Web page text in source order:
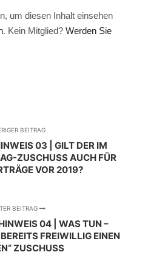
um diesen Inhalt einsehen
. Kein Mitglied? Werden Sie
BEITRAG
03 | GILT DER IM
ZUSCHUSS AUCH FÜR
VOR 2019?
BEITRAG
04 | WAS TUN –
FREIWILLIG EINEN
ZUSCHUSS